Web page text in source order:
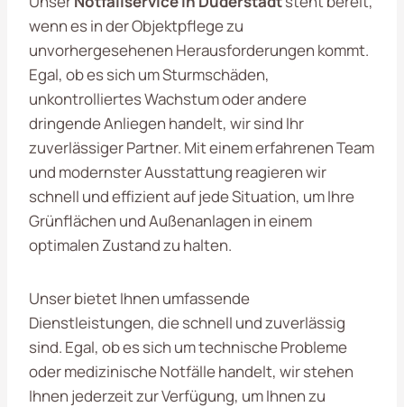
wenn es in der Objektpflege zu
unvorhergesehenen Herausforderungen kommt.
Egal, ob es sich um Sturmschäden,
unkontrolliertes Wachstum oder andere
dringende Anliegen handelt, wir sind Ihr
zuverlässiger Partner. Mit einem erfahrenen Team
und modernster Ausstattung reagieren wir
schnell und effizient auf jede Situation, um Ihre
Grünflächen und Außenanlagen in einem
optimalen Zustand zu halten.
Unser bietet Ihnen umfassende
Dienstleistungen, die schnell und zuverlässig
sind. Egal, ob es sich um technische Probleme
oder medizinische Notfälle handelt, wir stehen
Ihnen jederzeit zur Verfügung, um Ihnen zu